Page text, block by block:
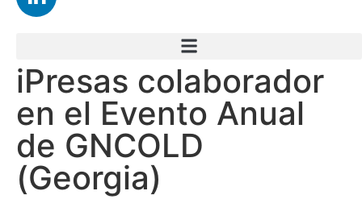
iPresas colaborador
en el Evento Anual
de GNCOLD
(Georgia)